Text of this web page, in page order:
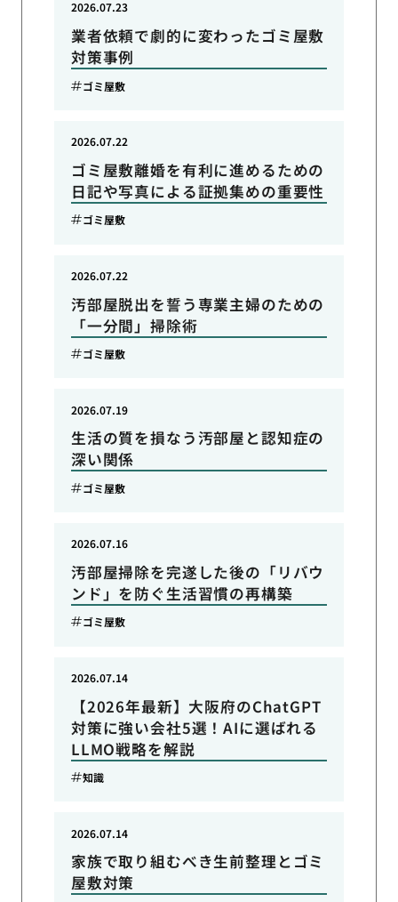
業者依頼で劇的に変わったゴミ屋敷
対策事例
2026.07.23
ゴミ屋敷
ゴミ屋敷離婚を有利に進めるための
日記や写真による証拠集めの重要性
2026.07.22
ゴミ屋敷
汚部屋脱出を誓う専業主婦のための
「一分間」掃除術
2026.07.22
ゴミ屋敷
生活の質を損なう汚部屋と認知症の
深い関係
2026.07.19
ゴミ屋敷
汚部屋掃除を完遂した後の「リバウ
ンド」を防ぐ生活習慣の再構築
2026.07.16
ゴミ屋敷
【2026年最新】大阪府のChatGPT
対策に強い会社5選！AIに選ばれる
LLMO戦略を解説
2026.07.14
知識
家族で取り組むべき生前整理とゴミ
屋敷対策
2026.07.14